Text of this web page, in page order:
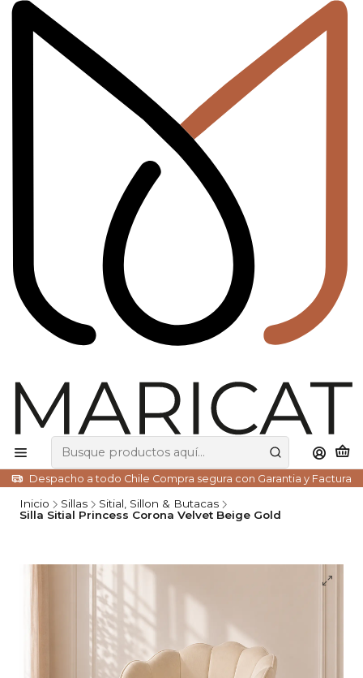
Despacho a todo Chile Compra segura con Garantia y Factura
Inicio Sillas
Sitial, Sillon & Butacas
Silla Sitial Princess Corona Velvet Beige Gold